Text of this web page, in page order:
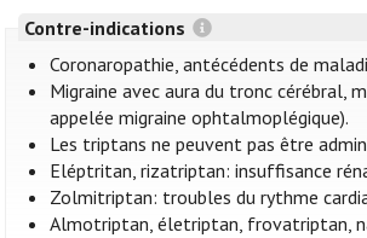
Contre-indications
Coronaropathie, antécédents de
Migraine avec aura du tronc cérébral,
appelée migraine ophtalmoplégique).
Les triptans ne peuvent pas être
Eléptritan, rizatriptan: insuffisance
Zolmitriptan: troubles du rythme
Almotriptan, életriptan, frovatriptan,